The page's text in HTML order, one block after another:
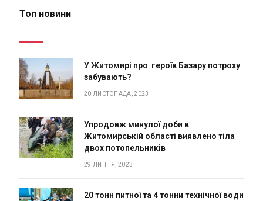
Топ новини
У Житомирі про героїв Базару потроху
забувають?
20 ЛИСТОПАДА, 2023
Упродовж минулої доби в
Житомирській області виявлено тіла
двох потопельників
29 ЛИПНЯ, 2023
20 тонн питної та 4 тонни технічної води